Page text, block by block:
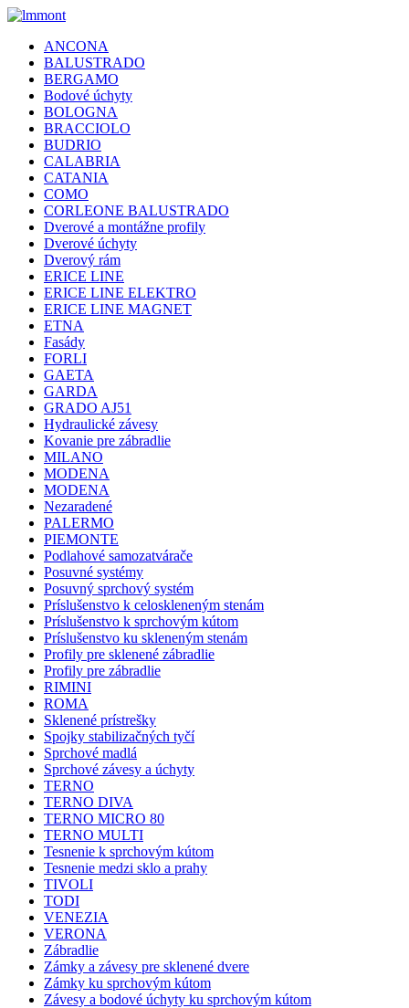
ANCONA
BALUSTRADO
BERGAMO
Bodové úchyty
BOLOGNA
BRACCIOLO
BUDRIO
CALABRIA
CATANIA
COMO
CORLEONE BALUSTRADO
Dverové a montážne profily
Dverové úchyty
Dverový rám
ERICE LINE
ERICE LINE ELEKTRO
ERICE LINE MAGNET
ETNA
Fasády
FORLI
GAETA
GARDA
GRADO AJ51
Hydraulické závesy
Kovanie pre zábradlie
MILANO
MODENA
MODENA
Nezaradené
PALERMO
PIEMONTE
Podlahové samozatvárače
Posuvné systémy
Posuvný sprchový systém
Príslušenstvo k celoskleneným stenám
Príslušenstvo k sprchovým kútom
Príslušenstvo ku skleneným stenám
Profily pre sklenené zábradlie
Profily pre zábradlie
RIMINI
ROMA
Sklenené prístrešky
Spojky stabilizačných tyčí
Sprchové madlá
Sprchové závesy a úchyty
TERNO
TERNO DIVA
TERNO MICRO 80
TERNO MULTI
Tesnenie k sprchovým kútom
Tesnenie medzi sklo a prahy
TIVOLI
TODI
VENEZIA
VERONA
Zábradlie
Zámky a závesy pre sklenené dvere
Zámky ku sprchovým kútom
Závesy a bodové úchyty ku sprchovým kútom